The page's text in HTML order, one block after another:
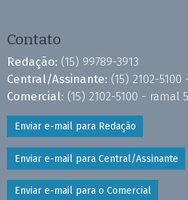
Contato
Redação: (15) 99789-3913
Central/Assinante: (15) 2102-
Comercial: (15) 2102-5100 - ramal
Enviar e-mail para Redação
Enviar e-mail para Central/Assinante
Enviar e-mail para o Comercial